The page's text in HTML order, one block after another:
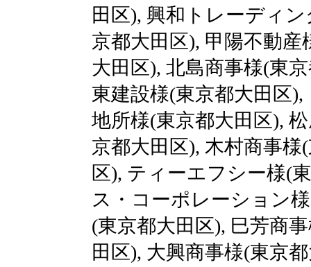
田区), 興和トレーディ
京都大田区), 甲陽不動
大田区), 北島商事様(東
東建設様(東京都大田区
地所様(東京都大田区),
京都大田区), 木村商事
区), ティーエフシー様(
ス・コーポレーション
(東京都大田区), 巳芳商
田区), 大興商事様(東京